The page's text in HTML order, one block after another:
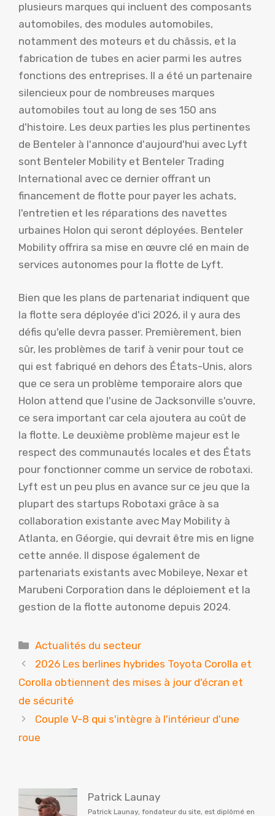
plusieurs marques qui incluent des composants
automobiles, des modules automobiles,
notamment des moteurs et du châssis, et la
fabrication de tubes en acier parmi les autres
fonctions des entreprises. Il a été un partenaire
silencieux pour de nombreuses marques
automobiles tout au long de ses 150 ans
d'histoire. Les deux parties les plus pertinentes
de Benteler à l'annonce d'aujourd'hui avec Lyft
sont Benteler Mobility et Benteler Trading
International avec ce dernier offrant un
financement de flotte pour payer les achats,
l'entretien et les réparations des navettes
urbaines Holon qui seront déployées. Benteler
Mobility offrira sa mise en œuvre clé en main de
services autonomes pour la flotte de Lyft.
Bien que les plans de partenariat indiquent que
la flotte sera déployée d'ici 2026, il y aura des
défis qu'elle devra passer. Premièrement, bien
sûr, les problèmes de tarif à venir pour tout ce
qui est fabriqué en dehors des États-Unis, alors
que ce sera un problème temporaire alors que
Holon attend que l'usine de Jacksonville s'ouvre,
ce sera important car cela ajoutera au coût de
la flotte. Le deuxième problème majeur est le
respect des communautés locales et des États
pour fonctionner comme un service de robotaxi.
Lyft est un peu plus en avance sur ce jeu que la
plupart des startups Robotaxi grâce à sa
collaboration existante avec May Mobility à
Atlanta, en Géorgie, qui devrait être mis en ligne
cette année. Il dispose également de
partenariats existants avec Mobileye, Nexar et
Marubeni Corporation dans le déploiement et la
gestion de la flotte autonome depuis 2024.
Catégories
Actualités du secteur
2026 Les berlines hybrides Toyota Corolla et
Corolla obtiennent des mises à jour d'écran et
de sécurité
Couple V-8 qui s'intègre à l'intérieur d'une
roue
Patrick Launay
Patrick Launay, fondateur du site, est diplômé en